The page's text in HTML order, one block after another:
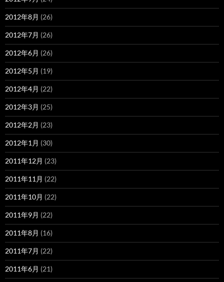
2012年8月 (26)
2012年7月 (26)
2012年6月 (26)
2012年5月 (19)
2012年4月 (22)
2012年3月 (25)
2012年2月 (23)
2012年1月 (30)
2011年12月 (23)
2011年11月 (22)
2011年10月 (22)
2011年9月 (22)
2011年8月 (16)
2011年7月 (22)
2011年6月 (21)